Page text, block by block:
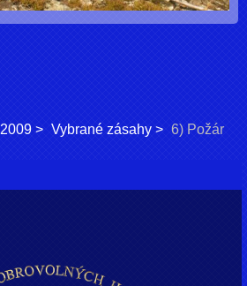
2009 Vybrané zásahy
6) Požár